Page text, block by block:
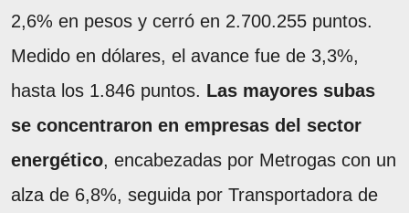
2,6% en pesos y cerró en 2.700.255 puntos.
Medido en dólares, el avance fue de 3,3%,
hasta los 1.846 puntos. Las mayores subas
se concentraron en empresas del sector
energético, encabezadas por Metrogas con un
alza de 6,8%, seguida por Transportadora de